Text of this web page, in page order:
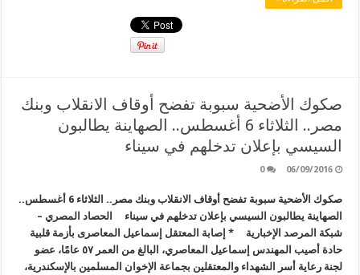
صكوك الأضحية سبوبة تفضح أوقاف الانقلاب وبنك
مصر.. الثلاثاء 6 أغسطس.. الصهاينة يطالبون
السيسي بإعلان تدخلهم في سيناء
06/09/2016
0
صكوك الأضحية سبوبة تفضح أوقاف الانقلاب وبنك مصر.. الثلاثاء 6 أغسطس..
الصهاينة يطالبون السيسي بإعلان تدخلهم في سيناء الحصاد المصري –
شبكة المرصد الإخبارية * إصابة المعتقل إسماعيل المعاصرى بأزمة قلبية
حادة أصيب المهندس إسماعيل المعاصري، البالغ من العمر ٥٧ عامًا، عضو
لجنة رعاية أسر الشهداء والمعتقلين بجماعة الإخوان المسلمين بالإسكندرية،